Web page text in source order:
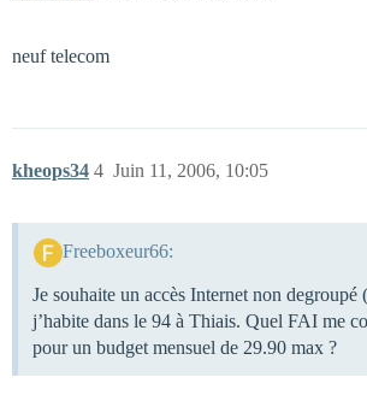
neuf telecom
kheops34 Juin 11, 2006, 10:05
4
Freeboxeur66:
Je souhaite un accès Internet non degroupé
j’habite dans le 94 à Thiais. Quel FAI me
pour un budget mensuel de 29.90 max ?